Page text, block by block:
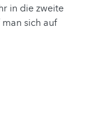
in die zweite
sich auf